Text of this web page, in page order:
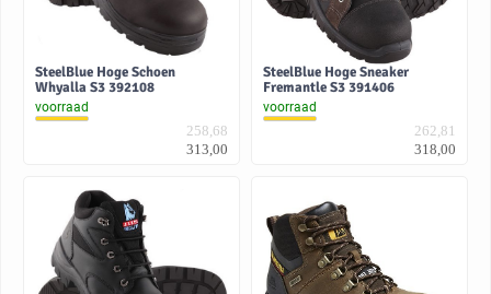
SteelBlue Hoge Schoen
Whyalla S3 392108
voorraad
258,68
313,00
SteelBlue Hoge Sneaker
Fremantle S3 391406
voorraad
262,81
318,00